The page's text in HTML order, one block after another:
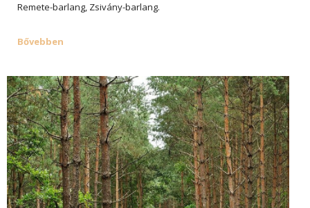
Remete-barlang, Zsivány-barlang.
Bővebben